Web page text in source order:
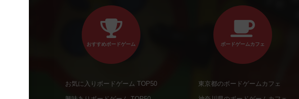
おすすめボードゲーム
お気に入りボードゲーム TOP50
ボードゲームカフェ
東京都のボードゲームカフェ